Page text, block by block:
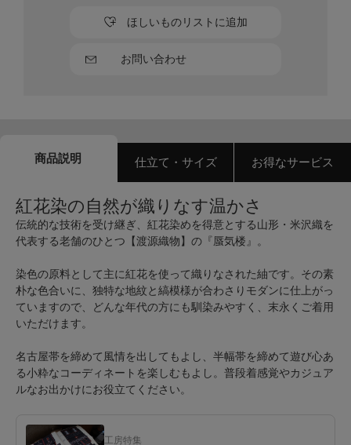
お問い合わせ
ほしいものリストに追加
商品説明 仕立て・サイズ お得なサービス
紅花染の自然が織りなす温かさ
伝統的な技術を受け継ぎ、紅花染めを得意とする山形・米沢織を
代表する老舗のひとつ【渡源織物】の『蜃気楼』。
染色の原料として主に紅花を使って織りなされた紬です。その素
朴な色合いに、独特な地紋と縞模様が合わさりモダンに仕上がっ
ていますので、どんな年代の方にも馴染みやすく、末永くご着用
いただけます。
名古屋帯を締めて風情を出してもよし、半幅帯を締めて遊び心あ
る小粋なコーディネートを楽しむもよし。普段着感覚やカジュア
ルなお出かけにお役立てください。
工房特集